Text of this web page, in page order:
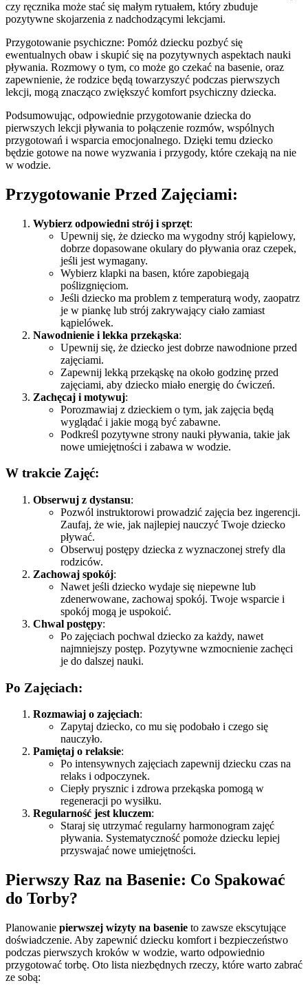
czy ręcznika może stać się małym rytuałem, który zbuduje
pozytywne skojarzenia z nadchodzącymi lekcjami.
Przygotowanie psychiczne: Pomóż dziecku pozbyć się
ewentualnych obaw i skupić się na pozytywnych aspektach nauki
pływania. Rozmowy o tym, co może go czekać na basenie, oraz
zapewnienie, że rodzice będą towarzyszyć podczas pierwszych
lekcji, mogą znacząco zwiększyć komfort psychiczny dziecka.
Podsumowując, odpowiednie przygotowanie dziecka do
pierwszych lekcji pływania to połączenie rozmów, wspólnych
przygotowań i wsparcia emocjonalnego. Dzięki temu dziecko
będzie gotowe na nowe wyzwania i przygody, które czekają na nie
w wodzie.
Przygotowanie Przed Zajęciami:
Wybierz odpowiedni strój i sprzęt:
Upewnij się, że dziecko ma wygodny strój kąpielowy,
dobrze dopasowane okulary do pływania oraz czepek,
jeśli jest wymagany.
Wybierz klapki na basen, które zapobiegają
poślizgnięciom.
Jeśli dziecko ma problem z temperaturą wody, zaopatrz
je w piankę lub strój zakrywający ciało zamiast
kąpielówek.
Nawodnienie i lekka przekąska:
Upewnij się, że dziecko jest dobrze nawodnione przed
zajęciami.
Zapewnij lekką przekąskę na około godzinę przed
zajęciami, aby dziecko miało energię do ćwiczeń.
Zachęcaj i motywuj:
Porozmawiaj z dzieckiem o tym, jak zajęcia będą
wyglądać i jakie mogą być zabawne.
Podkreśl pozytywne strony nauki pływania, takie jak
nowe umiejętności i zabawa w wodzie.
W trakcie Zajęć:
Obserwuj z dystansu:
Pozwól instruktorowi prowadzić zajęcia bez ingerencji.
Zaufaj, że wie, jak najlepiej nauczyć Twoje dziecko
pływać.
Obserwuj postępy dziecka z wyznaczonej strefy dla
rodziców.
Zachowaj spokój:
Nawet jeśli dziecko wydaje się niepewne lub
zdenerwowane, zachowaj spokój. Twoje wsparcie i
spokój mogą je uspokoić.
Chwal postępy:
Po zajęciach pochwal dziecko za każdy, nawet
najmniejszy postęp. Pozytywne wzmocnienie zachęci
je do dalszej nauki.
Po Zajęciach:
Rozmawiaj o zajęciach:
Zapytaj dziecko, co mu się podobało i czego się
nauczyło.
Pamiętaj o relaksie:
Po intensywnych zajęciach zapewnij dziecku czas na
relaks i odpoczynek.
Ciepły prysznic i zdrowa przekąska pomogą w
regeneracji po wysiłku.
Regularność jest kluczem:
Staraj się utrzymać regularny harmonogram zajęć
pływania. Systematyczność pomoże dziecku lepiej
przyswajać nowe umiejętności.
Pierwszy Raz na Basenie: Co Spakować
do Torby?
Planowanie pierwszej wizyty na basenie to zawsze ekscytujące
doświadczenie. Aby zapewnić dziecku komfort i bezpieczeństwo
podczas pierwszych kroków w wodzie, warto odpowiednio
przygotować torbę. Oto lista niezbędnych rzeczy, które warto zabrać
ze sobą: